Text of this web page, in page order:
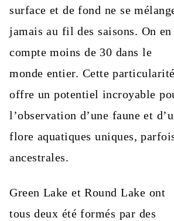
surface et de fond ne se
jamais au fil des saisons. On en
compte moins de 30 dans le
monde entier. Cette particularité
offre un potentiel incroyable
l’observation d’une faune et
flore aquatiques uniques,
ancestrales.
Green Lake et Round Lake ont
tous deux été formés par des